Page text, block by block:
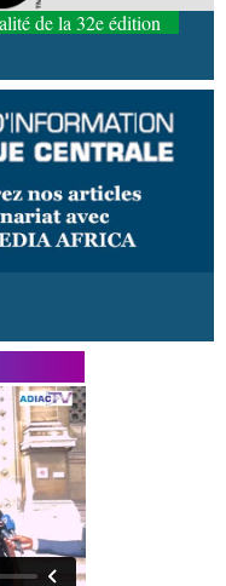
de la 32e édition
formés à
des
deux pays
coopération